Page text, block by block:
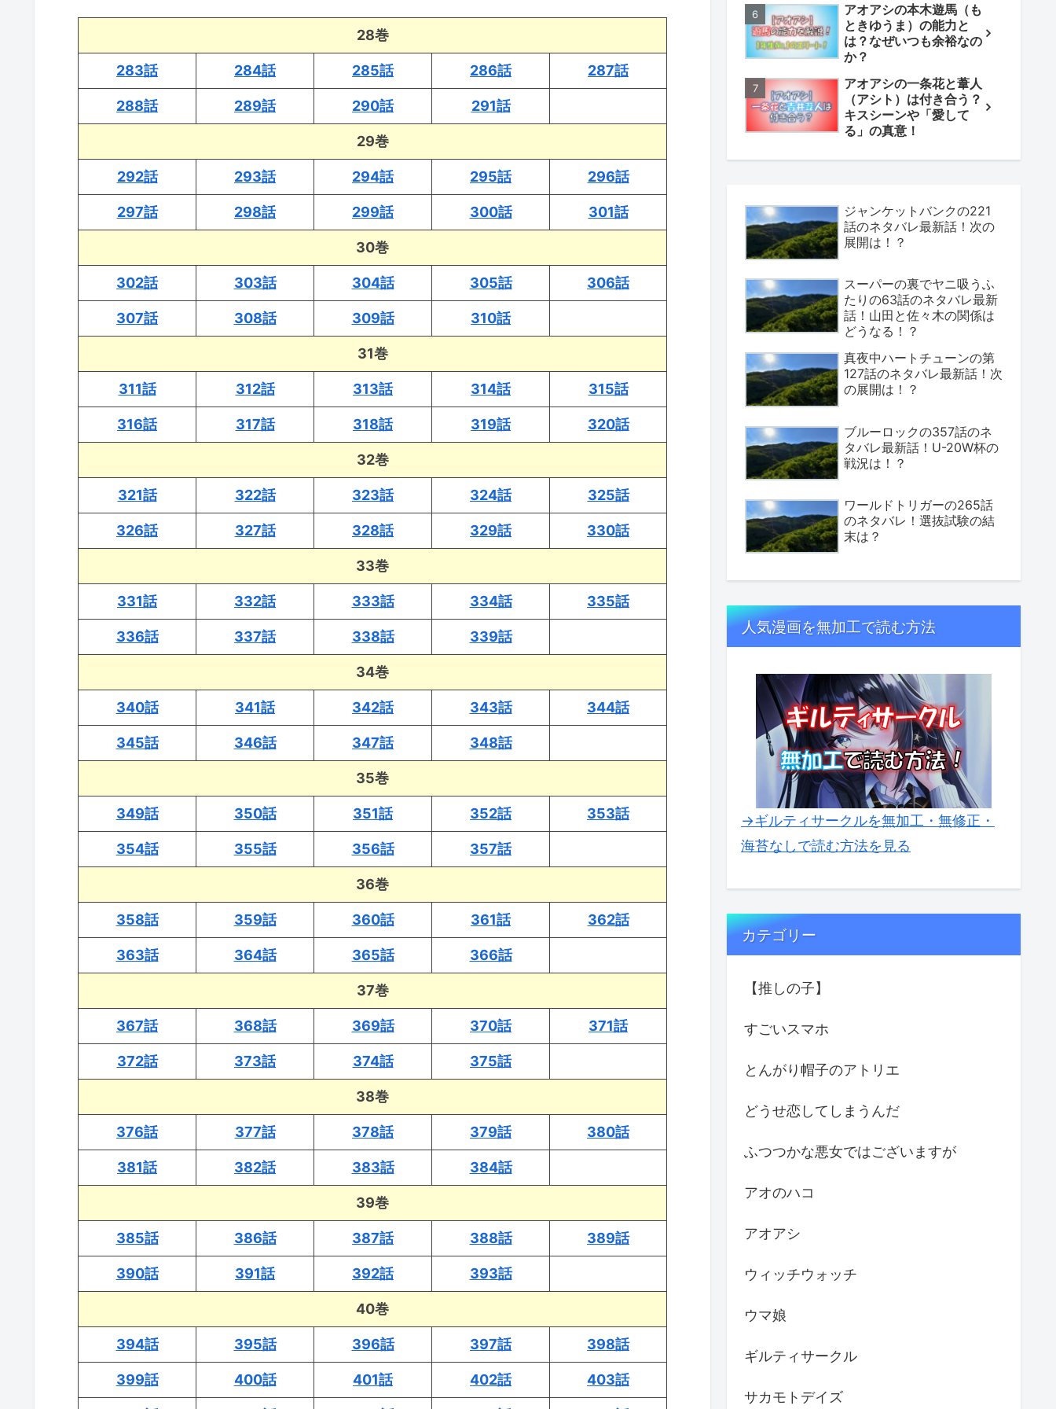
28巻
283話 284話 285話 286話 287話
288話 289話 290話 291話
29巻
292話 293話 294話 295話 296話
297話 298話 299話 300話 301話
30巻
302話 303話 304話 305話 306話
307話 308話 309話 310話
31巻
311話 312話 313話 314話 315話
316話 317話 318話 319話 320話
32巻
321話 322話 323話 324話 325話
326話 327話 328話 329話 330話
33巻
331話 332話 333話 334話 335話
336話 337話 338話 339話
34巻
340話 341話 342話 343話 344話
345話 346話 347話 348話
35巻
349話 350話 351話 352話 353話
354話 355話 356話 357話
36巻
358話 359話 360話 361話 362話
363話 364話 365話 366話
37巻
367話 368話 369話 370話 371話
372話 373話 374話 375話
38巻
376話 377話 378話 379話 380話
381話 382話 383話 384話
39巻
385話 386話 387話 388話 389話
390話 391話 392話 393話
40巻
394話 395話 396話 397話 398話
399話 400話 401話 402話 403話
アオアシの本木遊馬（も
ときゆうま）の能力と
は？なぜいつも余裕なの
か？
アオアシの一条花と葦人
（アシト）は付き合う？
キスシーンや「愛して
る」の真意！
ジャンケットバンクの221
話のネタバレ最新話！次の
展開は！？
スーパーの裏でヤニ吸うふ
たりの63話のネタバレ最新
話！山田と佐々木の関係は
どうなる！？
真夜中ハートチューンの第
127話のネタバレ最新話！次
の展開は！？
ブルーロックの357話のネ
タバレ最新話！U-20W杯の
戦況は！？
ワールドトリガーの265話
のネタバレ！選抜試験の結
末は？
人気漫画を無加工で読む方法
→ギルティサークルを無加工・無修正・
海苔なしで読む方法を見る
カテゴリー
【推しの子】
すごいスマホ
とんがり帽子のアトリエ
どうせ恋してしまうんだ
ふつつかな悪女ではございますが
アオのハコ
アオアシ
ウィッチウォッチ
ウマ娘
ギルティサークル
サカモトデイズ